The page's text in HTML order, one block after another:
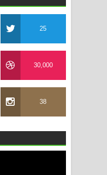
25
30,000
38